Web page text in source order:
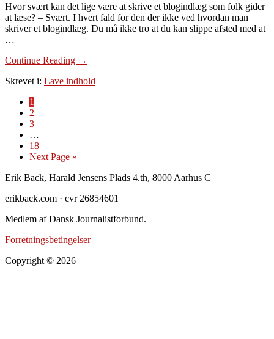
Hvor svært kan det lige være at skrive et blogindlæg som folk gider
at læse? – Svært. I hvert fald for den der ikke ved hvordan man
skriver et blogindlæg. Du må ikke tro at du kan slippe afsted med at
…
Continue Reading om
guide:
→
Skrevet i: Lave indhold
Side
1
Side
2
Side
3
pages
omitted
…
Side
18
Go
Next Page »
Footer
Erik Back, Harald Jensens Plads 4.th, 8000 Aarhus C
erikback.com · cvr 26854601
Medlem af Dansk Journalistforbund.
Forretningsbetingelser
Copyright © 2026